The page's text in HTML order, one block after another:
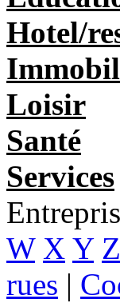
Hotel/
Loisir
Santé
Services
W X Y Z
rues |